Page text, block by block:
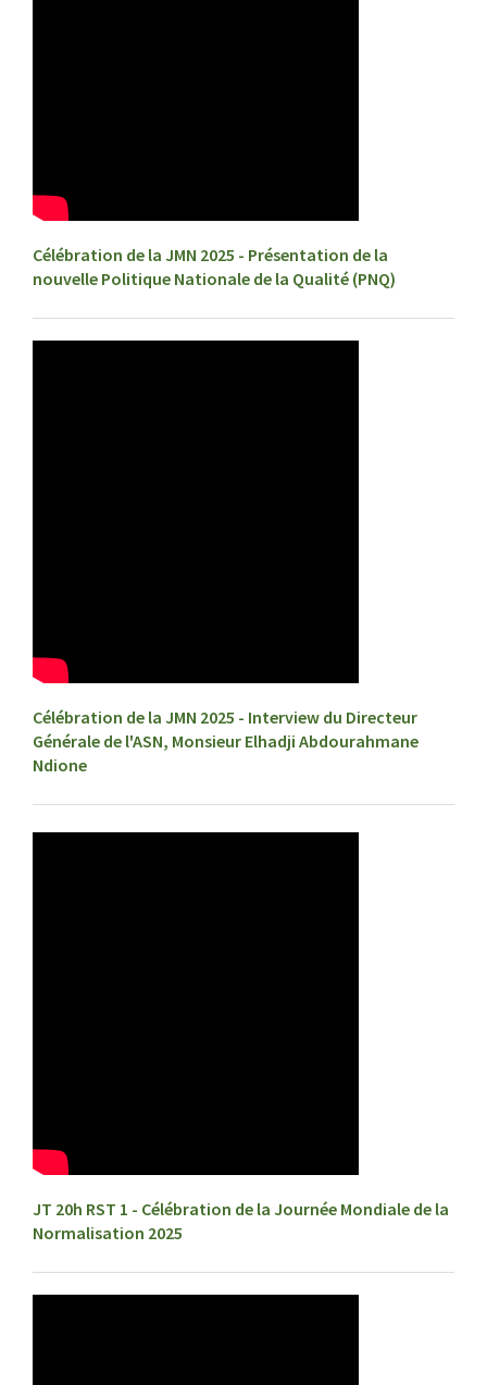
Célébration de la JMN 2025 - Présentation de la
nouvelle Politique Nationale de la Qualité (PNQ)
Célébration de la JMN 2025 - Interview du Directeur
Générale de l'ASN, Monsieur Elhadji Abdourahmane
Ndione
JT 20h RST 1 - Célébration de la Journée Mondiale de la
Normalisation 2025